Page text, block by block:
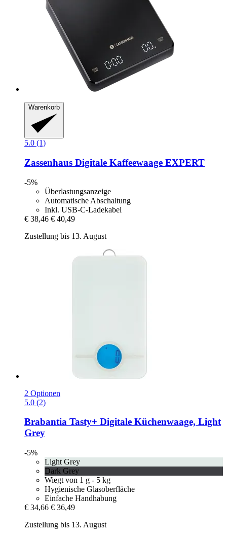
Warenkorb
5.0 (1)
Zassenhaus Digitale Kaffeewaage EXPERT
-5%
Überlastungsanzeige
Automatische Abschaltung
Inkl. USB-C-Ladekabel
€ 38,46 € 40,49
Zustellung bis 13. August
2 Optionen
5.0 (2)
Brabantia Tasty+ Digitale Küchenwaage, Light
Grey
-5%
Light Grey
Dark Grey
Wiegt von 1 g - 5 kg
Hygienische Glasoberfläche
Einfache Handhabung
€ 34,66 € 36,49
Zustellung bis 13. August